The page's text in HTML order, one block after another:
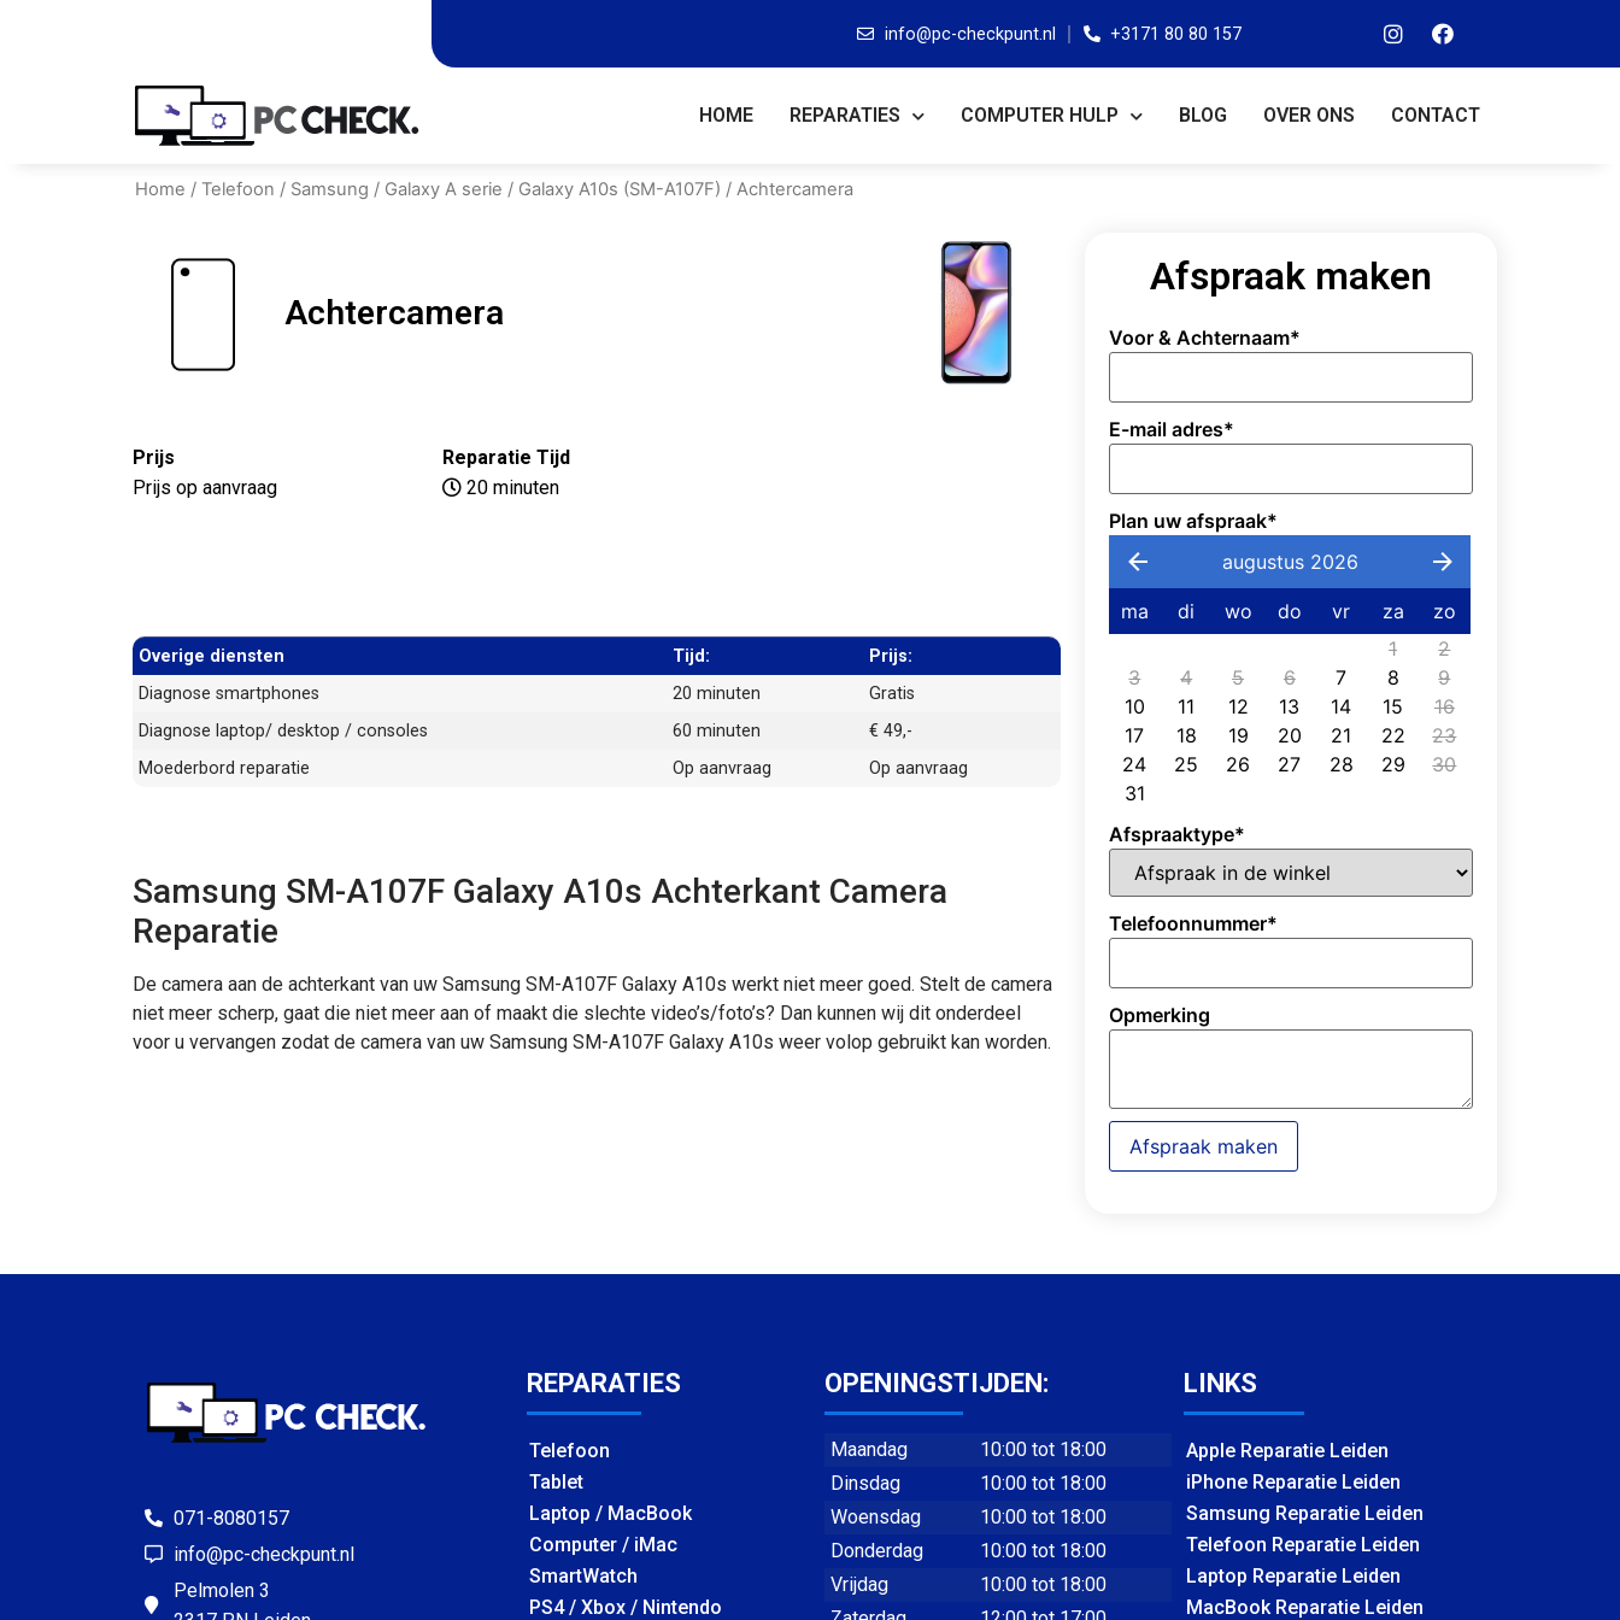
info@pc-checkpunt.nl +3171 80 80 157
HOME REPARATIES COMPUTER HULP BLOG OVER ONS CONTACT
Home / Telefoon / Samsung / Galaxy A serie / Galaxy A10s (SM-A107F) / Achtercamera
Achtercamera
Prijs
Prijs op aanvraag
Reparatie Tijd
20 minuten
Overige diensten Tijd:
Prijs:
Diagnose smartphones
20 minuten
Gratis
Diagnose laptop/ desktop / consoles
60 minuten
€ 49,-
Moederbord reparatie
Op aanvraag Op aanvraag
Samsung SM-A107F Galaxy A10s Achterkant Camera
Reparatie
De camera aan de achterkant van uw Samsung SM-A107F Galaxy A10s werkt niet meer goed. Stelt de camera
niet meer scherp, gaat die niet meer aan of maakt die slechte video’s/foto’s? Dan kunnen wij dit onderdeel
voor u vervangen zodat de camera van uw Samsung SM-A107F Galaxy A10s weer volop gebruikt kan worden.
Afspraak maken
Voor & Achternaam*
E-mail adres*
Plan uw afspraak*
augustus 2026
ma di wo do vr za
zo
1
2
3
4 5 6 7 8
9
10
11 12 13 14 15
16
17
18 19 20 21 22
23
24
25 26 27 28 29
30
31
Afspraaktype*
Telefoonnummer*
Opmerking
Afspraak maken
071-8080157
info@pc-checkpunt.nl
Pelmolen 3
REPARATIES
Telefoon
Tablet
Laptop / MacBook
Computer / iMac
SmartWatch
PS4 / Xbox / Nintendo
OPENINGSTIJDEN:
Maandag
10:00 tot 18:00
Dinsdag
10:00 tot 18:00
Woensdag
10:00 tot 18:00
Donderdag
10:00 tot 18:00
Vrijdag
10:00 tot 18:00
LINKS
Apple Reparatie Leiden
iPhone Reparatie Leiden
Samsung Reparatie Leiden
Telefoon Reparatie Leiden
Laptop Reparatie Leiden
MacBook Reparatie Leiden